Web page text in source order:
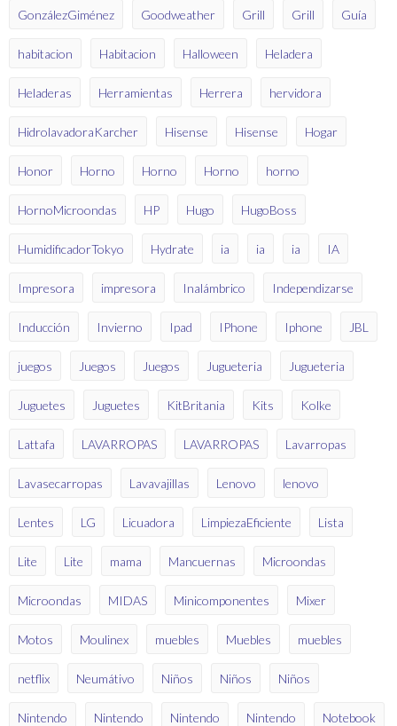
GonzálezGiménez Goodweather Grill Grill Guía
habitacion Habitacion Halloween Heladera
Heladeras Herramientas Herrera hervidora
HidrolavadoraKarcher Hisense Hisense Hogar
Honor Horno Horno Horno horno
HornoMicroondas HP Hugo HugoBoss
HumidificadorTokyo Hydrate ia ia ia IA
Impresora impresora Inalámbrico Independizarse
Inducción Invierno Ipad IPhone Iphone JBL
juegos Juegos Juegos Jugueteria Jugueteria
Juguetes Juguetes KitBritania Kits Kolke
Lattafa LAVARROPAS LAVARROPAS Lavarropas
Lavasecarropas Lavavajillas Lenovo lenovo
Lentes LG Licuadora LimpiezaEficiente Lista
Lite Lite mama Mancuernas Microondas
Microondas MIDAS Minicomponentes Mixer
Motos Moulinex muebles Muebles muebles
netflix Neumátivo Niños Niños Niños
Nintendo Nintendo Nintendo Nintendo Notebook